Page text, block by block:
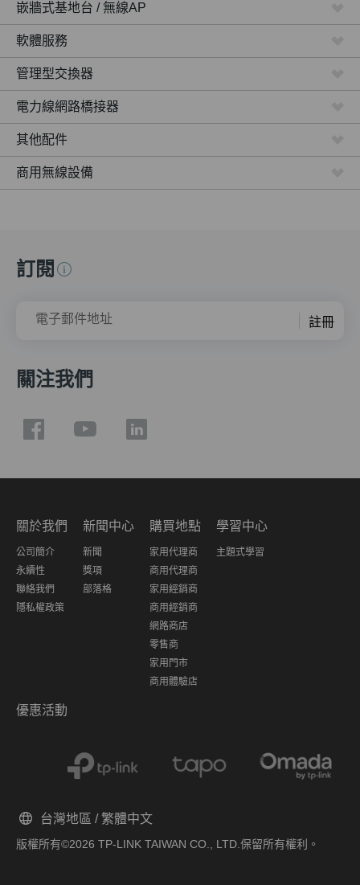
嵌牆式基地台 / 無線AP
軟體服務
管理型交換器
電力線網路橋接器
其他配件
商用無線設備
訂閱
電子郵件地址 註冊
關注我們
關於我們
公司簡介
永續性
聯絡我們
隱私權政策
新聞中心
新聞
獎項
部落格
購買地點
家用代理商
商用代理商
家用經銷商
商用經銷商
網路商店
零售商
家用門市
商用體驗店
學習中心
主題式學習
優惠活動
版權所有©2026 TP-LINK TAIWAN CO., LTD.保留所有權利。
台灣地區 / 繁體中文